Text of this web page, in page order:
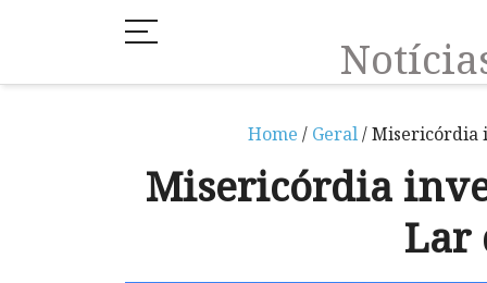
Home / Geral/ Misericórdia
Misericórdia
Lar